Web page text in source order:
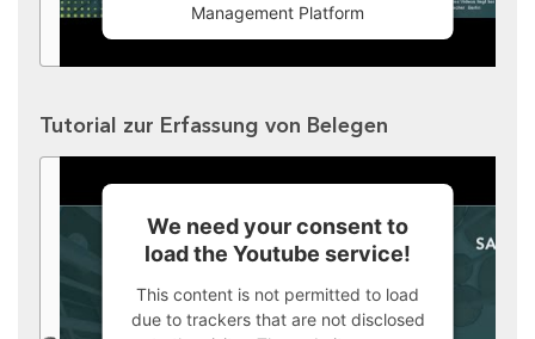
Management Platform
Tutorial zur Erfassung von Belegen
We need your consent to
load the Youtube service!
This content is not permitted to load
due to trackers that are not disclosed